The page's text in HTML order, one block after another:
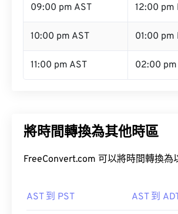
09:00 pm AST 12:00 pm
10:00 pm AST 01:00 pm
11:00 pm AST 02:00 pm
將時間轉換為其他時區
FreeConvert.com 可以將時間轉換為
AST 到 PST AST 到